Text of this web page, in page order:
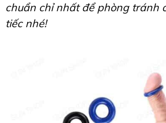
chuẩn chỉ nhất để phòng tránh
tiếc nhé!